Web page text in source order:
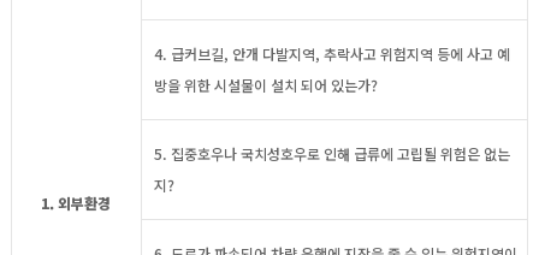
1. 외부환경
4. 급커브길, 안개 다발지역, 추락사고 위험지역 등에 사고 예
방을 위한 시설물이 설치 되어 있는가?
5. 집중호우나 국치성호우로 인해 급류에 고립될 위험은 없는
지?